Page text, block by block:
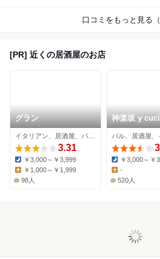
口コミをもっと見る（
[PR] 近くの居酒屋のお店
グラン
3.31
Dinner:
￥3,000～￥3,999
Lunch:
￥1,000～￥1,999
98人
神楽坂 y
バル、居酒屋、
Dinner:
￥3,000～￥
-
520人